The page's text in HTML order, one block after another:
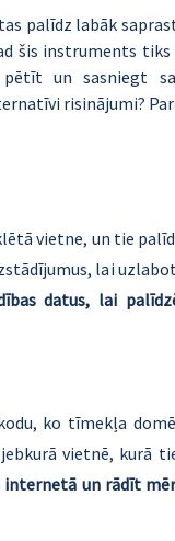
palīdz labāk
šis instruments tiks
un sasniegt
risinājumi?
vietne, un tie
lai
datus, lai
ko tīmekļa
vietnē, kurā
un rādīt